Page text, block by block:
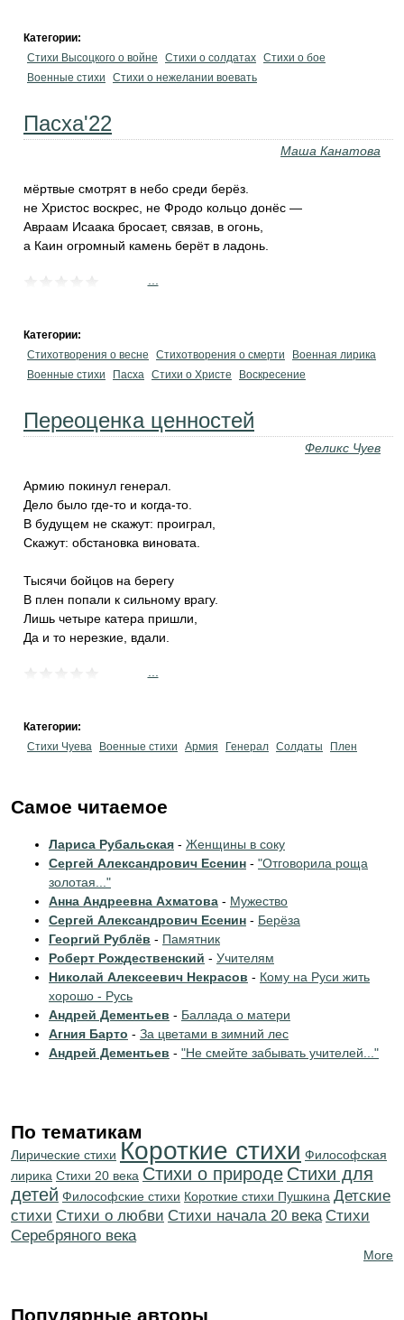
Категории:
Стихи Высоцкого о войне
Стихи о солдатах Стихи о бое
Военные стихи
Стихи о нежелании воевать
Пасха'22
Маша Канатова
мёртвые смотрят в небо среди берёз.
не Христос воскрес, не Фродо кольцо донёс —
Авраам Исаака бросает, связав, в огонь,
а Каин огромный камень берёт в ладонь.
Категории:
Стихотворения о весне
Стихотворения о смерти
Военная лирика
Военные стихи
Пасха Стихи о Христе Воскресение
Переоценка ценностей
Феликс Чуев
Армию покинул генерал.
Дело было где-то и когда-то.
В будущем не скажут: проиграл,
Скажут: обстановка виновата.
Тысячи бойцов на берегу
В плен попали к сильному врагу.
Лишь четыре катера пришли,
Да и то нерезкие, вдали.
Категории:
Стихи Чуева
Военные стихи Армия Генерал Солдаты Плен
Самое читаемое
Лариса Рубальская - Женщины в соку
Сергей Александрович Есенин - "Отговорила роща
золотая..."
Анна Андреевна Ахматова - Мужество
Сергей Александрович Есенин - Берёза
Георгий Рублёв - Памятник
Роберт Рождественский - Учителям
Николай Алексеевич Некрасов - Кому на Руси жить
хорошо - Русь
Андрей Дементьев - Баллада о матери
Агния Барто - За цветами в зимний лес
Андрей Дементьев - "Не смейте забывать учителей..."
По тематикам
Лирические стихи Короткие стихи Философская
лирика Стихи 20 века Стихи о природе Стихи для
детей Философские стихи Короткие стихи Пушкина Детские
стихи Стихи о любви Cтихи начала 20 века Cтихи
Серебряного века
More
Популярные авторы